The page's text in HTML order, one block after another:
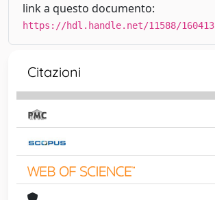
link a questo documento:
https://hdl.handle.net/11588/160413
Citazioni